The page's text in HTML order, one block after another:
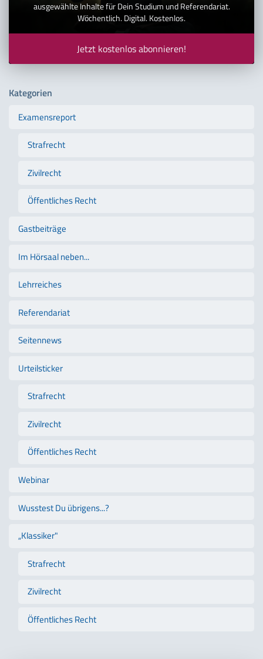
ausgewählte Inhalte für Dein Studium und Referendariat.
Wöchentlich. Digital. Kostenlos.
Jetzt kostenlos abonnieren!
Kategorien
Examensreport
Strafrecht
Zivilrecht
Öffentliches Recht
Gastbeiträge
Im Hörsaal neben...
Lehrreiches
Referendariat
Seitennews
Urteilsticker
Strafrecht
Zivilrecht
Öffentliches Recht
Webinar
Wusstest Du übrigens...?
„Klassiker"
Strafrecht
Zivilrecht
Öffentliches Recht